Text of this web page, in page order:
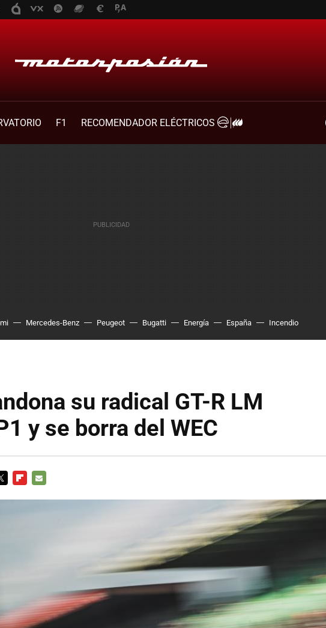
F1
RECOMENDADOR ELÉCTRICOS
Mercedes-Benz Peugeot Bugatti Energía España Incendio
su radical GT-R LM
y se borra del WEC